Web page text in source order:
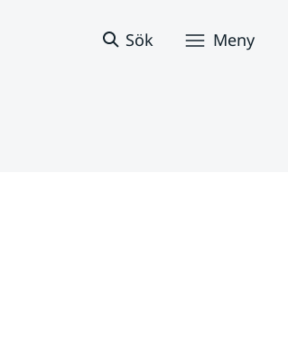
Sök Meny